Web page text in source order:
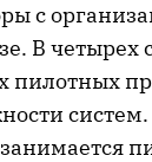
с
В четырех
пилотных
занимается